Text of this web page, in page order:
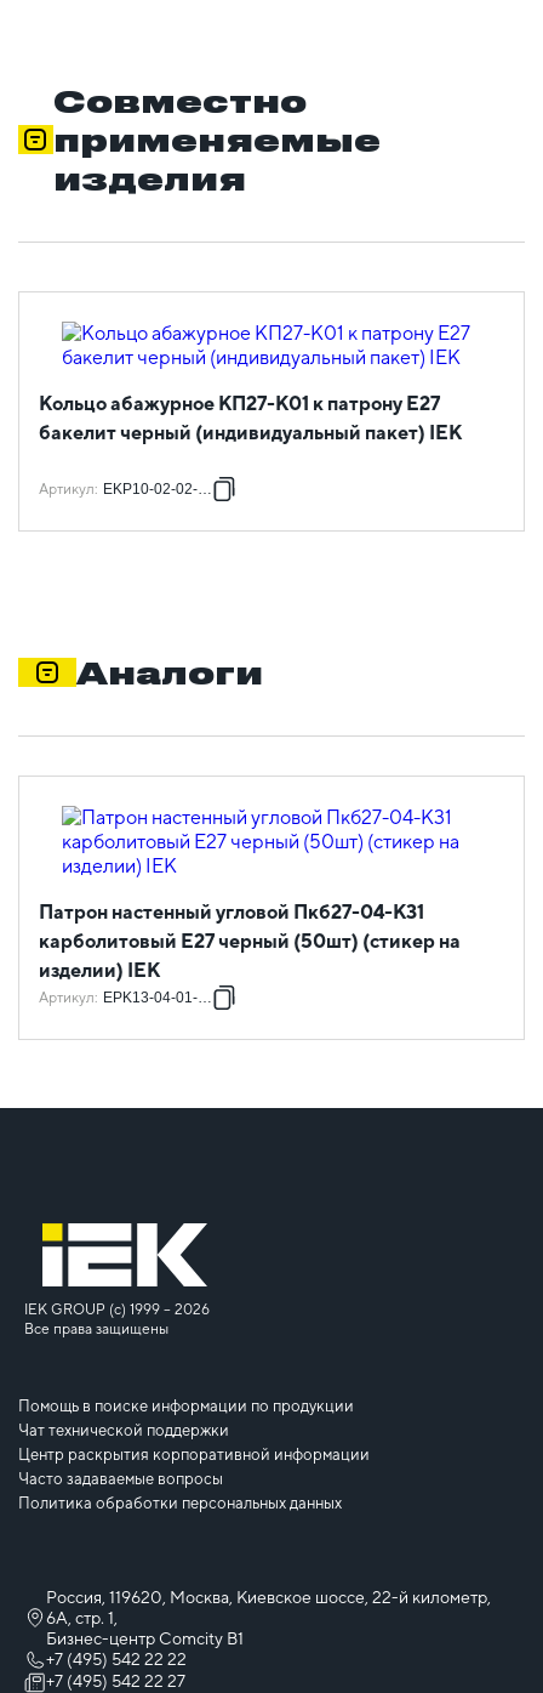
Совместно
применяемые
изделия
Кольцо абажурное КП27-К01 к патрону Е27
бакелит черный (индивидуальный пакет) IEK
Артикул: EKP10-02-02-K02
Аналоги
Патрон настенный угловой Пкб27-04-К31
карболитовый Е27 черный (50шт) (стикер на
изделии) IEK
Артикул: EPK13-04-01-K01
IEK GROUP (c) 1999 – 2026
Все права защищены
Помощь в поиске информации по продукции
Чат технической поддержки
Центр раскрытия корпоративной информации
Часто задаваемые вопросы
Политика обработки персональных данных
Россия, 119620, Москва, Киевское шоссе, 22-й километр,
6А, стр. 1,
Бизнес-центр Comcity B1
+7 (495) 542 22 22
+7 (495) 542 22 27